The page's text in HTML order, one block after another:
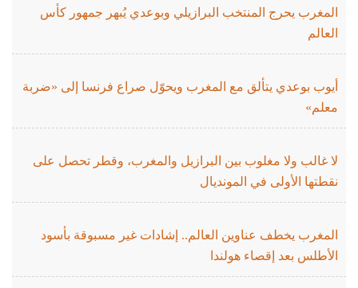
المغرب يحرج المنتخب البرازيلي وبوعدي يُبهر جمهور كأس
العالم
أيوب بوعدي يتألق مع المغرب ويحوّل صراع فرنسا إلى «ضربة
معلم»
لا غالب ولا مغلوب بين البرازيل والمغرب، وقطر تحصل على
نقطتها الأولى في المونديال
المغرب يخطف عناوين العالم.. إشادات غير مسبوقة بأسود
الأطلس بعد إقصاء هولندا